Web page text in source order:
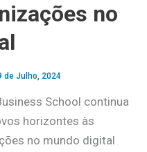
no
de Julho, 2024
School continua
horizontes às
no mundo digital